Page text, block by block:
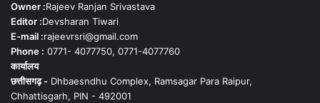
Owner :Rajeev Ranjan Srivastava
Editor :Devsharan Tiwari
E-mail :rajeevrsri@gmail.com
Phone : 0771- 4077750, 0771-4077760
कार्यालय
छत्तीसगढ़ - Dhbaesndhu Complex, Ramsagar Para Raipur,
Chhattisgarh, PIN - 492001